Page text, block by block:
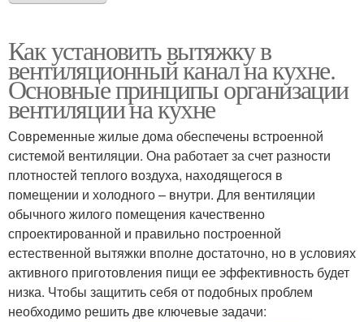
Как установить вытяжку в
вентиляционный канал на кухне.
Основные принципы организации
вентиляции на кухне
Современные жилые дома обеспечены встроенной
системой вентиляции. Она работает за счет разности
плотностей теплого воздуха, находящегося в
помещении и холодного – внутри. Для вентиляции
обычного жилого помещения качественно
спроектированной и правильно построенной
естественной вытяжки вполне достаточно, но в условиях
активного приготовления пищи ее эффективность будет
низка. Чтобы защитить себя от подобных проблем
необходимо решить две ключевые задачи: